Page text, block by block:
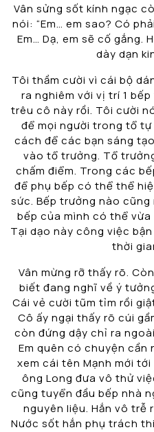
Vân sửng sốt kính ngạc
nói: “Em… em sao? Có
Em… Dạ, em sẽ cố gắng.
dày dạn
Tôi thầm cười vì cái bộ
ra nghiêm với vị trí 1
trêu cô này rồi. Tôi cười
để mọi người trong tổ tự
cách để các bạn sáng
vào tổ trưởng. Tổ
chấm điểm. Trong các
để phụ bếp có thể thể
sức. Bếp trưởng nào
bếp của mình có thể
Tại dạo này công việc
thời
Vân mừng rỡ thấy rõ.
biết đang nghĩ về ý
Cái vẻ cười tũm tỉm rồi
Cô ấy ngại thấy rõ cúi
còn đứng dậy chỉ ra
Em quên có chuyện cần
xem cái tên Mạnh mới
ông Long đưa vô thử
cũng tuyển đầu bếp nhà
nguyên liệu. Hắn vô trễ
Nước sốt hắn phụ trách